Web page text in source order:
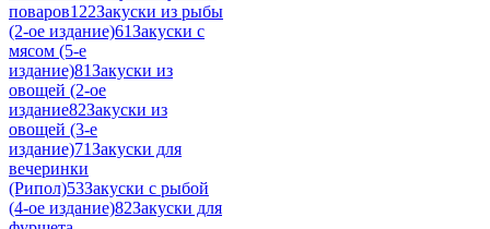
поваров122Закуски из рыбы
(2-ое издание)61Закуски с
мясом (5-е
издание)81Закуски из
овощей (2-ое
издание82Закуски из
овощей (3-е
издание)71Закуски для
вечеринки
(Рипол)53Закуски с рыбой
(4-ое издание)82Закуски для